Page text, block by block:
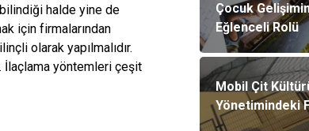
bilindiği halde yine de
için firmalarından
olarak yapılmalıdır.
İlaçlama yöntemleri çeşit
Çocuk
Eğlenceli Rolü
Mobil Çit
Yönetimindeki